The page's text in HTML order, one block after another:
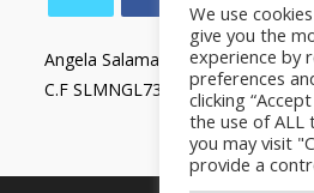
Angela Salamanca
C.F SLMNGL73T41Z133X
We use
give you the
experience by
preferences
clicking
the use of ALL
you may visit
provide a